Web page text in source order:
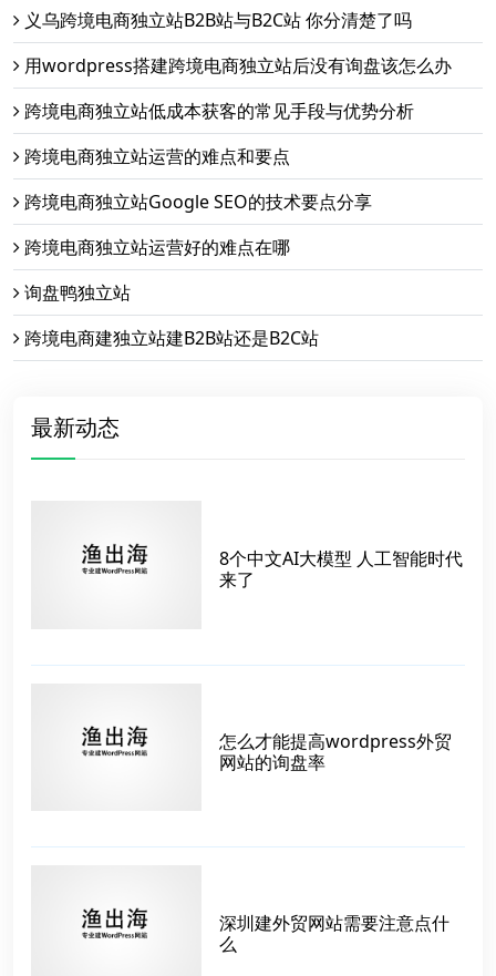
义乌跨境电商独立站B2B站与B2C站 你分清楚了吗
用wordpress搭建跨境电商独立站后没有询盘该怎么办
跨境电商独立站低成本获客的常见手段与优势分析
跨境电商独立站运营的难点和要点
跨境电商独立站Google SEO的技术要点分享
跨境电商独立站运营好的难点在哪
询盘鸭独立站
跨境电商建独立站建B2B站还是B2C站
最新动态
8个中文AI大模型 人工智能时代
来了
怎么才能提高wordpress外贸
网站的询盘率
深圳建外贸网站需要注意点什
么